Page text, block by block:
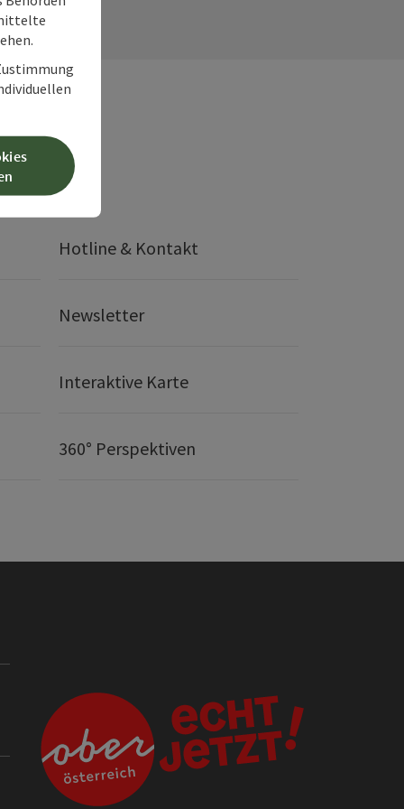
Hotline & Kontakt
Newsletter
Interaktive Karte
360° Perspektiven